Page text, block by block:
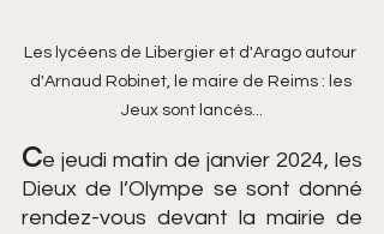
Les lycéens de Libergier et d'Arago autour
d'Arnaud Robinet, le maire de Reims : les
Jeux sont lancés...
Ce jeudi matin de janvier 2024, les
Dieux de l’Olympe se sont donné
rendez-vous devant la mairie de